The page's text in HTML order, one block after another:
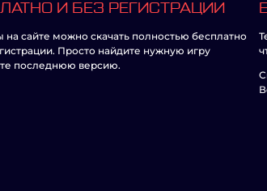
И БЕЗ РЕГИСТРАЦИИ
на сайте можно скачать полностью бесплатно
Просто найдите нужную игру
последнюю версию.